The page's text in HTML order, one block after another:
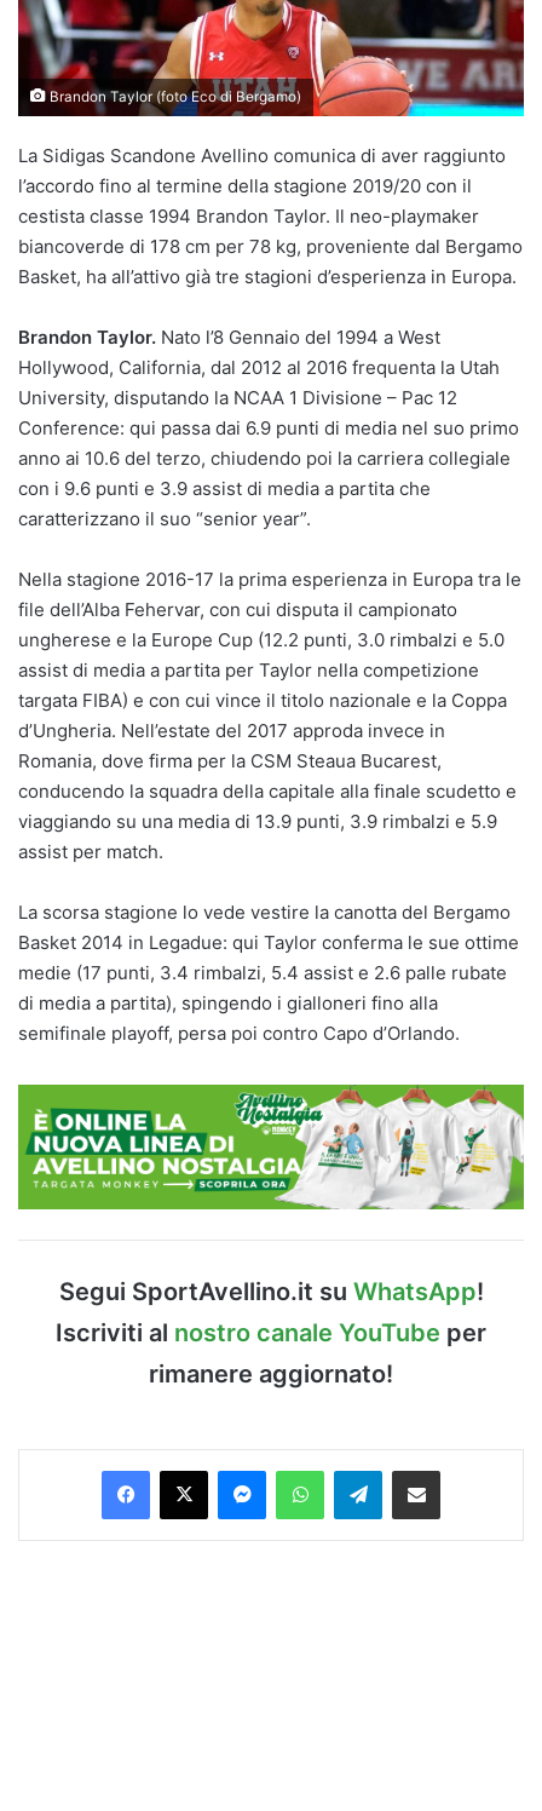
Brandon Taylor (foto Eco di Bergamo)
La Sidigas Scandone Avellino comunica di aver raggiunto
l’accordo fino al termine della stagione 2019/20 con il
cestista classe 1994 Brandon Taylor. Il neo-playmaker
biancoverde di 178 cm per 78 kg, proveniente dal Bergamo
Basket, ha all’attivo già tre stagioni d’esperienza in Europa.
Brandon Taylor. Nato l’8 Gennaio del 1994 a West
Hollywood, California, dal 2012 al 2016 frequenta la Utah
University, disputando la NCAA 1 Divisione – Pac 12
Conference: qui passa dai 6.9 punti di media nel suo primo
anno ai 10.6 del terzo, chiudendo poi la carriera collegiale
con i 9.6 punti e 3.9 assist di media a partita che
caratterizzano il suo “senior year”.
Nella stagione 2016-17 la prima esperienza in Europa tra le
file dell’Alba Fehervar, con cui disputa il campionato
ungherese e la Europe Cup (12.2 punti, 3.0 rimbalzi e 5.0
assist di media a partita per Taylor nella competizione
targata FIBA) e con cui vince il titolo nazionale e la Coppa
d’Ungheria. Nell’estate del 2017 approda invece in
Romania, dove firma per la CSM Steaua Bucarest,
conducendo la squadra della capitale alla finale scudetto e
viaggiando su una media di 13.9 punti, 3.9 rimbalzi e 5.9
assist per match.
La scorsa stagione lo vede vestire la canotta del Bergamo
Basket 2014 in Legadue: qui Taylor conferma le sue ottime
medie (17 punti, 3.4 rimbalzi, 5.4 assist e 2.6 palle rubate
di media a partita), spingendo i gialloneri fino alla
semifinale playoff, persa poi contro Capo d’Orlando.
Segui SportAvellino.it su WhatsApp!
Iscriviti al nostro canale YouTube per
rimanere aggiornato!
Facebook
X MessengerWhatsAppTelegramCondividi via Email